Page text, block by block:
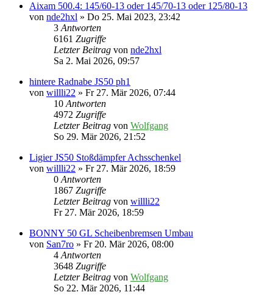
Aixam 500.4: 145/60-13 oder 145/70-13 oder 125/80-13
von nde2hxl » Do 25. Mai 2023, 23:42
3Antworten
6161 Zugriffe
Letzter Beitrag von nde2hxl
Sa 2. Mai 2026, 09:57
hintere Radnabe JS50 ph1
von willli22 » Fr 27. Mär 2026, 07:44
10Antworten
4972 Zugriffe
Letzter Beitrag von Wolfgang
So 29. Mär 2026, 21:52
Ligier JS50 Stoßdämpfer Achsschenkel
von willli22 » Fr 27. Mär 2026, 18:59
0Antworten
1867 Zugriffe
Letzter Beitrag von willli22
Fr 27. Mär 2026, 18:59
BONNY 50 GL Scheibenbremsen Umbau
von San7ro » Fr 20. Mär 2026, 08:00
4Antworten
3648 Zugriffe
Letzter Beitrag von Wolfgang
So 22. Mär 2026, 11:44